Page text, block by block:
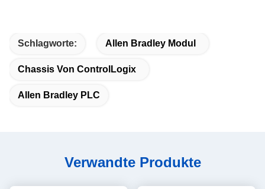
Schlagworte: Allen Bradley Modul
Chassis Von ControlLogix
Allen Bradley PLC
Verwandte Produkte